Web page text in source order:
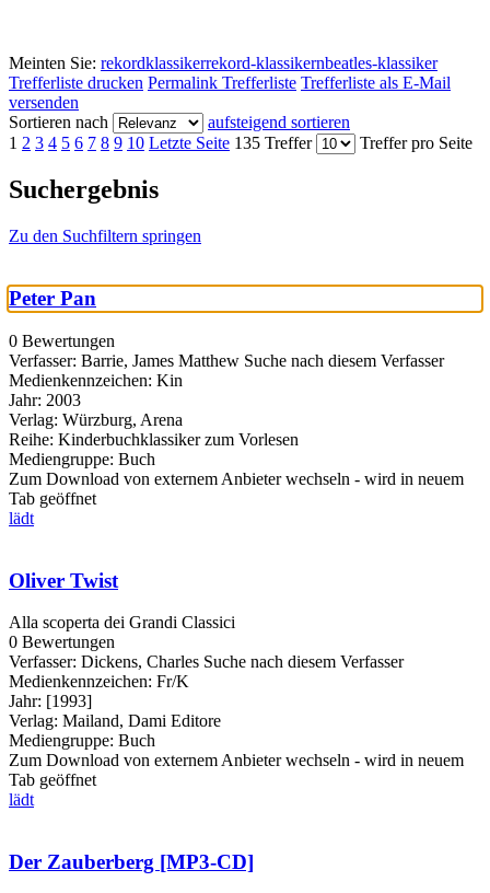
Meinten Sie: rekordklassikerrekord-klassikernbeatles-klassiker
Trefferliste drucken Permalink Trefferliste Trefferliste als E-Mail
versenden
Sortieren nach
aufsteigend sortieren
1 2 3 4 5 6 7 8 9 10 Letzte Seite 135 Treffer Treffer pro Seite
Suchergebnis
Zu den Suchfiltern springen
Peter Pan
0 Bewertungen
Verfasser: Barrie, James Matthew Suche nach diesem Verfasser
Medienkennzeichen: Kin
Jahr: 2003
Verlag: Würzburg, Arena
Reihe: Kinderbuchklassiker zum Vorlesen
Mediengruppe: Buch
Zum Download von externem Anbieter wechseln - wird in neuem
Tab geöffnet
lädt
Oliver Twist
Alla scoperta dei Grandi Classici
0 Bewertungen
Verfasser: Dickens, Charles Suche nach diesem Verfasser
Medienkennzeichen: Fr/K
Jahr: [1993]
Verlag: Mailand, Dami Editore
Mediengruppe: Buch
Zum Download von externem Anbieter wechseln - wird in neuem
Tab geöffnet
lädt
Der Zauberberg [MP3-CD]